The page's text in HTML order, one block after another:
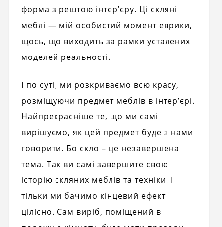
форма з рештою інтер’єру. Ці скляні
меблі — мій особистий момент еврики,
щось, що виходить за рамки усталених
моделей реальності.
І по суті, ми розкриваємо всю красу,
розміщуючи предмет меблів в інтер’єрі.
Найпрекрасніше те, що ми самі
вирішуємо, як цей предмет буде з нами
говорити. Бо скло – це незавершена
тема. Так ви самі завершите свою
історію скляних меблів та техніки. І
тільки ми бачимо кінцевий ефект
цілісно. Сам виріб, поміщений в